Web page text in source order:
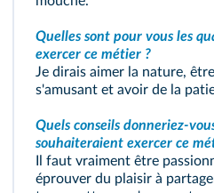
Quelles sont pour vous les
exercer ce métier ?
Je dirais aimer la nature,
s'amusant et avoir de la
Quels conseils donneriez-
souhaiteraient exercer ce
Il faut vraiment être
éprouver du plaisir à